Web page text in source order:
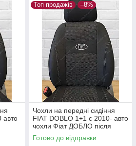
авто
Топ продажів –8%
Чохли на передні сидіння
FIAT DOBLO 1+1 с 2010- авто
чохли Фіат ДОБЛО після
2010 (передні)
Готово до відправки